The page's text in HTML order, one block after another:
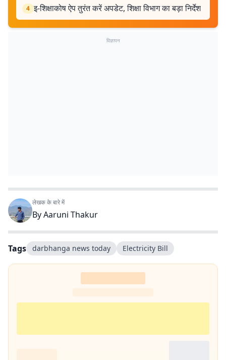
4 इ-शिक्षाकोष ऐप तुरंत करें अपडेट, शिक्षा विभाग का बड़ा निर्देश
विज्ञापन
लेखक के बारे में
ByAaruni Thakur
Tags darbhanga news today Electricity Bill